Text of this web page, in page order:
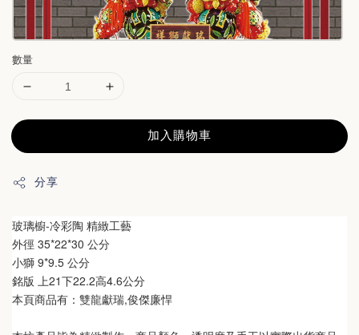
數量
加入購物車
分享
玻璃櫥-冷彩陶 精緻工藝
外徑 35*22*30 公分
小獅 9*9.5 公分
銘版 上21下22.2高4.6公分
本頁商品有：雙龍獻瑞,俊傑廉悍